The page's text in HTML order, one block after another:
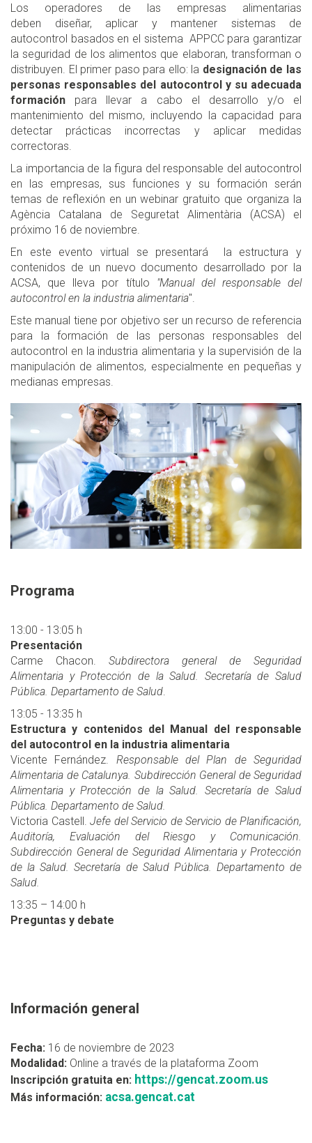
Los operadores de las empresas alimentarias
deben diseñar, aplicar y mantener sistemas de
autocontrol basados en el sistema APPCC para garantizar
la seguridad de los alimentos que elaboran, transforman o
distribuyen. El primer paso para ello: la designación de las
personas responsables del autocontrol y su adecuada
formación para llevar a cabo el desarrollo y/o el
mantenimiento del mismo, incluyendo la capacidad para
detectar prácticas incorrectas y aplicar medidas
correctoras.
La importancia de la figura del responsable del autocontrol
en las empresas, sus funciones y su formación serán
temas de reflexión en un webinar gratuito que organiza la
Agència Catalana de Seguretat Alimentària (ACSA) el
próximo 16 de noviembre.
En este evento virtual se presentará la estructura y
contenidos de un nuevo documento desarrollado por la
ACSA, que lleva por título "Manual del responsable del
autocontrol en la industria alimentaria".
Este manual tiene por objetivo ser un recurso de referencia
para la formación de las personas responsables del
autocontrol en la industria alimentaria y la supervisión de la
manipulación de alimentos, especialmente en pequeñas y
medianas empresas.
Programa
13:00 - 13:05 h
Presentación
Carme Chacon. Subdirectora general de Seguridad
Alimentaria y Protección de la Salud. Secretaría de Salud
Pública. Departamento de Salud
13:05 - 13:35 h
Estructura y contenidos del Manual del responsable
del autocontrol en la industria alimentaria
Vicente Fernández. Responsable del Plan de Seguridad
Alimentaria de Catalunya. Subdirección General de Seguridad
Alimentaria y Protección de la Salud. Secretaría de Salud
Pública. Departamento de Salud.
Victoria Castell. Jefe del Servicio de Servicio de Planificación,
Auditoría, Evaluación del Riesgo y Comunicación.
Subdirección General de Seguridad Alimentaria y Protección
de la Salud. Secretaría de Salud Pública. Departamento de
Salud.
13:35 – 14:00 h
Preguntas y debate
Información general
Fecha: 16 de noviembre de 2023
Modalidad: Online a través de la plataforma Zoom
Inscripción gratuita en: https://gencat.zoom.us
Más información: acsa.gencat.cat